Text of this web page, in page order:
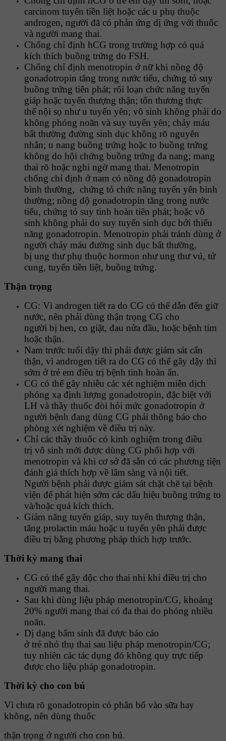
carcinom tuyến tiền liệt hoặc các u phụ thuộc
androgen, người đã có phản ứng dị ứng với thuốc
và người mang thai.
Chống chỉ định hCG trong trường hợp có quá
kích thích buồng trứng do FSH.
Chống chỉ định menotropin ở nữ khi nồng độ
gonadotropin tăng trong nước tiểu, chứng tỏ suy
buồng trứng tiên phát; rối loạn chức năng tuyến
giáp hoặc tuyến thượng thận; tổn thương thực
thể nội sọ như u tuyến yên; vô sinh không phải do
không phóng noãn và suy tuyến yên; chảy máu
bất thường đường sinh dục không rõ nguyên
nhân; u nang buồng trứng hoặc to buồng trứng
không do hội chứng buồng trứng đa nang; mang
thai rõ hoặc nghi ngờ mang thai. Menotropin
chống chỉ định ở nam có nồng độ gonadotropin
bình thường, chứng tỏ chức năng tuyến yên bình
thường; nồng độ gonadotropin tăng trong nước
tiểu, chứng tỏ suy tinh hoàn tiên phát; hoặc vô
sinh không phải do suy tuyến sinh dục bởi thiểu
năng gonadotropin. Menotropin phải tránh dùng ở
người chảy máu đường sinh dục bất thường,
bị ung thư phụ thuộc hormon như ung thư vú, tử
cung, tuyến tiền liệt, buồng trứng.
Thận trọng
CG: Vì androgen tiết ra do CG có thể dẫn đến giữ
nước, nên phải dùng thận trọng CG cho
người bị hen, co giật, đau nửa đầu, hoặc bệnh tim
hoặc thận.
Nam trước tuổi dậy thì phải được giám sát cẩn
thận, vì androgen tiết ra do CG có thể gây dậy thì
sớm ở trẻ em điều trị bệnh tinh hoàn ẩn.
CG có thể gây nhiễu các xét nghiệm miễn dịch
phóng xạ định lượng gonadotropin, đặc biệt với
LH và thầy thuốc đòi hỏi mức gonadotropin ở
người bệnh đang dùng CG phải thông báo cho
phòng xét nghiệm về điều trị này.
Chỉ các thầy thuốc có kinh nghiệm trong điều
trị vô sinh mới được dùng CG phối hợp với
menotropin và khi cơ sở đã sẵn có các phương tiện
đánh giá thích hợp về lâm sàng và nội tiết.
Người bệnh phải được giám sát chặt chẽ tại bệnh
viện để phát hiện sớm các dấu hiệu buồng trứng to
và/hoặc quá kích thích.
Giảm năng tuyến giáp, suy tuyến thượng thận,
tăng prolactin máu hoặc u tuyến yên phải được
điều trị bằng phương pháp thích hợp trước.
Thời kỳ mang thai
CG có thể gây độc cho thai nhi khi điều trị cho
người mang thai.
Sau khi dùng liệu pháp menotropin/CG, khoảng
20% người mang thai có đa thai do phóng nhiều
noãn.
Dị dạng bẩm sinh đã được báo cáo
ở trẻ nhỏ thụ thai sau liệu pháp menotropin/CG;
tuy nhiên các tác dụng đó không quy trực tiếp
được cho liệu pháp gonadotropin.
Thời kỳ cho con bú
Vì chưa rõ gonadotropin có phân bố vào sữa hay
không, nên dùng thuốc
thận trọng ở người cho con bú.